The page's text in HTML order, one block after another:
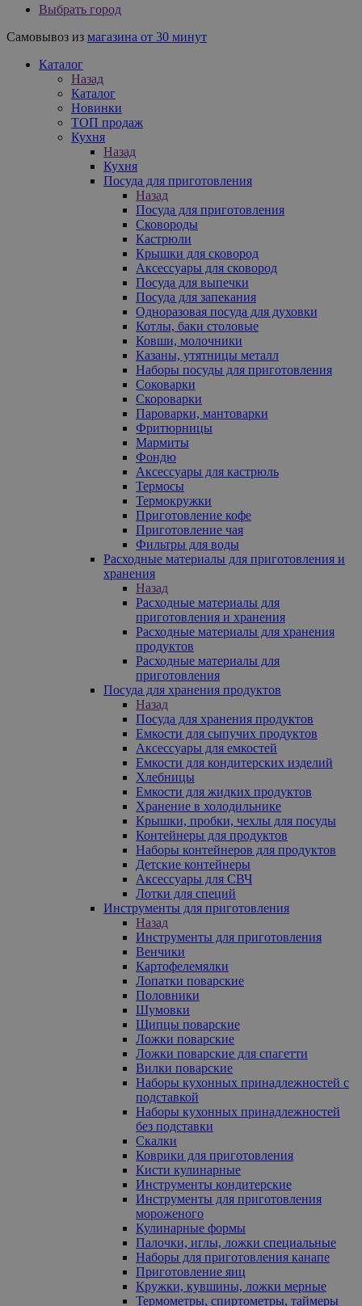
Выбрать город
Самовывоз из магазина от 30 минут
Каталог
Назад
Каталог
Новинки
ТОП продаж
Кухня
Назад
Кухня
Посуда для приготовления
Назад
Посуда для приготовления
Сковороды
Кастрюли
Крышки для сковород
Аксессуары для сковород
Посуда для выпечки
Посуда для запекания
Одноразовая посуда для духовки
Котлы, баки столовые
Ковши, молочники
Казаны, утятницы металл
Наборы посуды для приготовления
Соковарки
Скороварки
Пароварки, мантоварки
Фритюрницы
Мармиты
Фондю
Аксессуары для кастрюль
Термосы
Термокружки
Приготовление кофе
Приготовление чая
Фильтры для воды
Расходные материалы для приготовления и
хранения
Назад
Расходные материалы для
приготовления и хранения
Расходные материалы для хранения
продуктов
Расходные материалы для
приготовления
Посуда для хранения продуктов
Назад
Посуда для хранения продуктов
Емкости для сыпучих продуктов
Аксессуары для емкостей
Емкости для кондитерских изделий
Хлебницы
Емкости для жидких продуктов
Хранение в холодильнике
Крышки, пробки, чехлы для посуды
Контейнеры для продуктов
Наборы контейнеров для продуктов
Детские контейнеры
Аксессуары для СВЧ
Лотки для специй
Инструменты для приготовления
Назад
Инструменты для приготовления
Венчики
Картофелемялки
Лопатки поварские
Половники
Шумовки
Щипцы поварские
Ложки поварские
Ложки поварские для спагетти
Вилки поварские
Наборы кухонных принадлежностей с
подставкой
Наборы кухонных принадлежностей
без подставки
Скалки
Коврики для приготовления
Кисти кулинарные
Инструменты кондитерские
Инструменты для приготовления
мороженого
Кулинарные формы
Палочки, иглы, ложки специальные
Наборы для приготовления канапе
Приготовление яиц
Кружки, кувшины, ложки мерные
Термометры, спиртометры, таймеры